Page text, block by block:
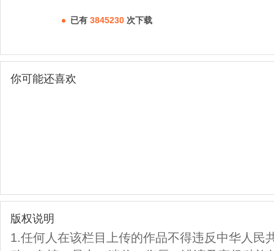
已有 3845230 次下载
你可能还喜欢
版权说明
1.任何人在该栏目上传的作品不得违反中华人民